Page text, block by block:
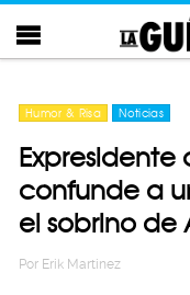
Humor & Risa Noticias
Expresidente
confunde a
el sobrino de
Por Erik Martinez